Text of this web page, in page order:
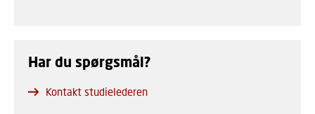
Har du spørgsmål?
Kontakt studielederen